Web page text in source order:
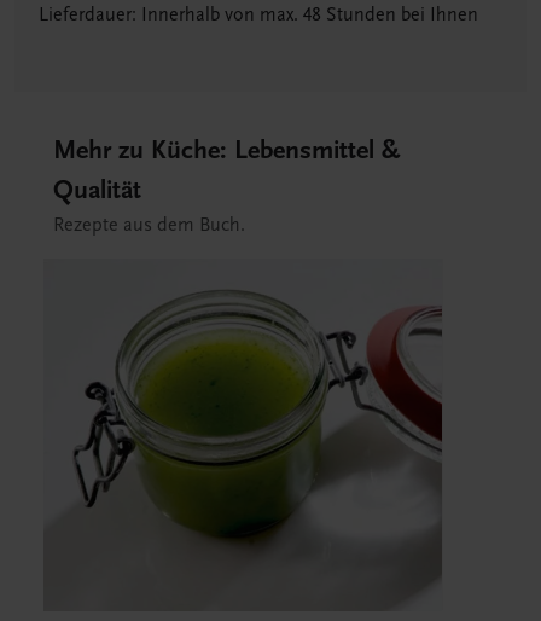
Lieferdauer: Innerhalb von max. 48 Stunden bei Ihnen
Mehr zu Küche: Lebensmittel &
Qualität
Rezepte aus dem Buch.